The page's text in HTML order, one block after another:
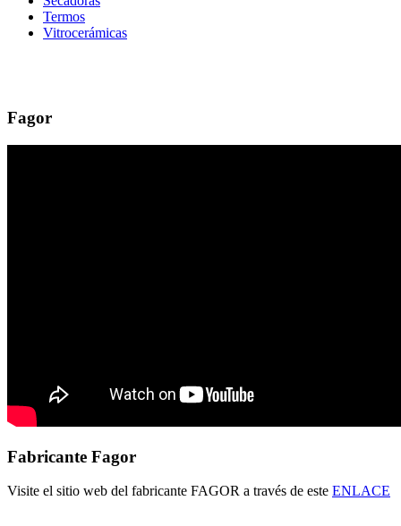
Termos
Vitrocerámicas
Fagor
Fabricante Fagor
Visite el sitio web del fabricante FAGOR a través de este ENLACE